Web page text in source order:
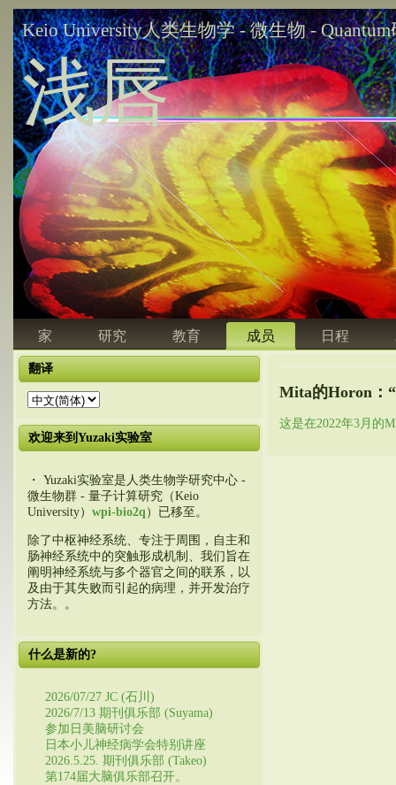
Keio University人类生物学 - 微生物 -
浅唇
家 研究 教育 成员 日程
翻译
欢迎来到Yuzaki实验室
・ Yuzaki实验室是人类生物学研究中心 -
微生物群 - 量子计算研究（Keio
University） wpi-bio2q ）已移至。
除了中枢神经系统、专注于周围，自主和
肠神经系统中的突触形成机制、我们旨在
阐明神经系统与多个器官之间的联系，以
及由于其失败而引起的病理，并开发治疗
方法。。
什么是新的?
2026/07/27 JC (石川)
2026/7/13 期刊俱乐部 (Suyama)
参加日美脑研讨会
日本小儿神经病学会特别讲座
2026.5.25. 期刊俱乐部 (Takeo)
第174届大脑俱乐部召开。
Mita的Horon：
这是在2022年3月的